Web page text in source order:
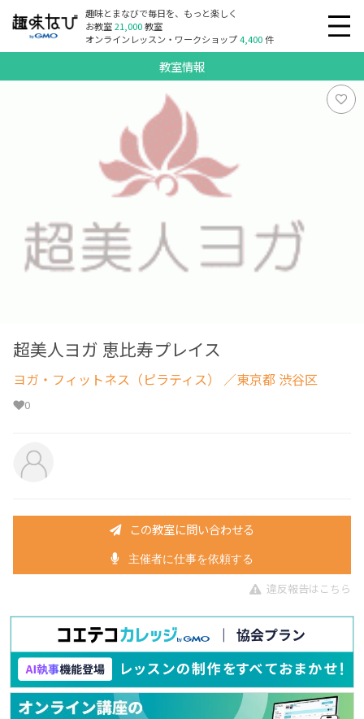
趣味とまなびで毎日を、もっと楽しく
お教室21,000教室
オンラインレッスン・ワークショップ4,400件
教室情報
超美人ヨガ 恵比寿プレイス
ヨガ・フィットネス（ピラティス） ／東京都 渋谷区
0
この教室に問い合わせる
主催者に仕事を依頼する
違反報告はこちら